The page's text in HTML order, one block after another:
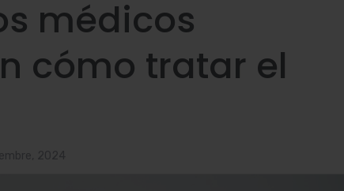
médicos
cómo tratar el